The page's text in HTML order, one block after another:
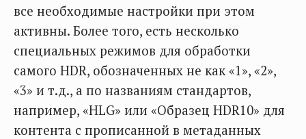
все необходимые настройки при этом
активны. Более того, есть несколько
специальных режимов для обработки
самого HDR, обозначенных не как «1», «2»,
«3» и т.д., а по названиям стандартов,
например, «HLG» или «Образец HDR10» для
контента с прописанной в метаданных